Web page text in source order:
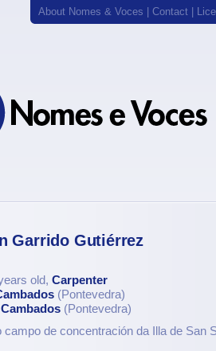
About Nomes & Voces Contact
Garrido Gutiérrez
old, Carpenter
(Pontevedra)
Cambados (Pontevedra)
campo de concentración da Illa de San